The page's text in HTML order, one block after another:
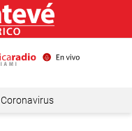
Coronavirus